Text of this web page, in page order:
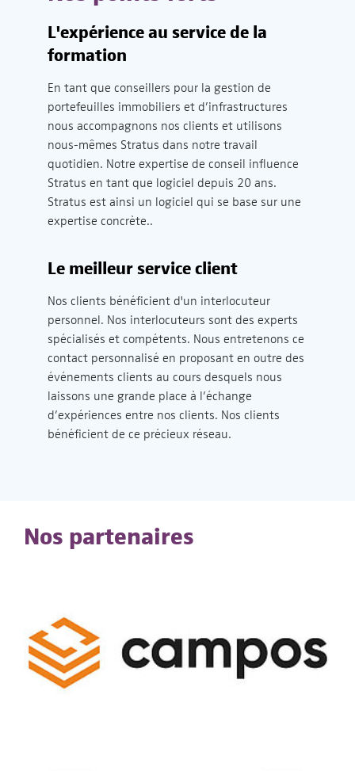
L'expérience au service de la
formation
En tant que conseillers pour la gestion de
portefeuilles immobiliers et d’infrastructures
nous accompagnons nos clients et utilisons
nous-mêmes Stratus dans notre travail
quotidien. Notre expertise de conseil influence
Stratus en tant que logiciel depuis 20 ans.
Stratus est ainsi un logiciel qui se base sur une
expertise concrète..
Le meilleur service client
Nos clients bénéficient d'un interlocuteur
personnel. Nos interlocuteurs sont des experts
spécialisés et compétents. Nous entretenons ce
contact personnalisé en proposant en outre des
événements clients au cours desquels nous
laissons une grande place à l’échange
d’expériences entre nos clients. Nos clients
bénéficient de ce précieux réseau.
Nos partenaires